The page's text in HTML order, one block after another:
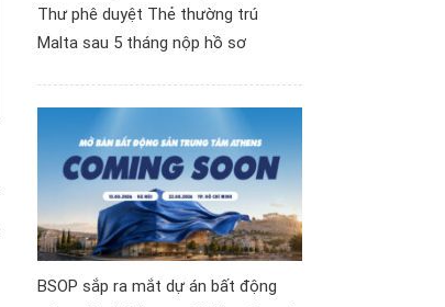
Thư phê duyệt Thẻ thường trú
Malta sau 5 tháng nộp hồ sơ
BSOP sắp ra mắt dự án bất động